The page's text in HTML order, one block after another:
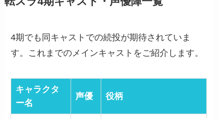
4期でも同キャストでの続投が期待されていま
す。これまでのメインキャストをご紹介します。
キャラクタ
ー名
声優 役柄